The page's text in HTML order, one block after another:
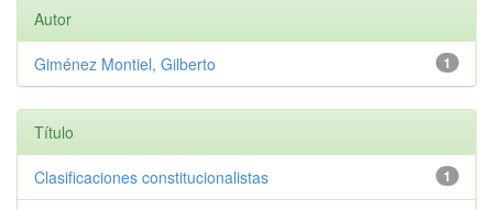
Autor
1
Giménez Montiel, Gilberto
Título
1
Clasificaciones constitucionalistas